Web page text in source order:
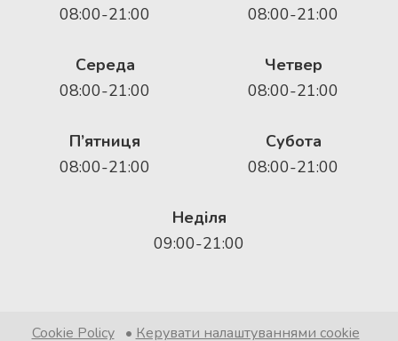
08:00-21:00
08:00-21:00
Середа
08:00-21:00
Четвер
08:00-21:00
П’ятниця
08:00-21:00
Субота
08:00-21:00
Неділя
09:00-21:00
Cookie Policy • Керувати налаштуваннями cookie